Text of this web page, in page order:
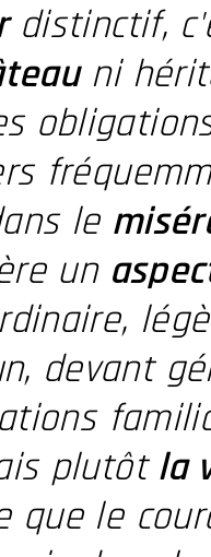
distinctif,
ni
le
un
devant
plutôtla
que le